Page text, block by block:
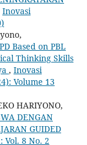
Inovasi
Based on PBL
Thinking Skills
, Inovasi
Volume 13
HARIYONO,
DENGAN
GUIDED
Vol. 8 No. 2